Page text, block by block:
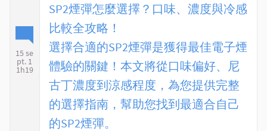
15 se
pt. 1
1h19
SP2煙彈怎麼選擇？口味、濃度與冷感
比較全攻略！
選擇合適的SP2煙彈是獲得最佳電子煙
體驗的關鍵！本文將從口味偏好、尼
古丁濃度到涼感程度，為您提供完整
的選擇指南，幫助您找到最適合自己
的SP2煙彈。